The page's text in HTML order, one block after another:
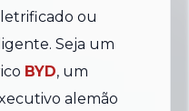
ou
Seja um
BYD, um
alemão